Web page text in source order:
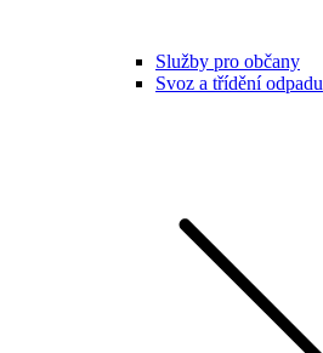
Služby pro občany
Svoz a třídění odpadu